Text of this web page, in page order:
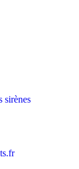
sirènes